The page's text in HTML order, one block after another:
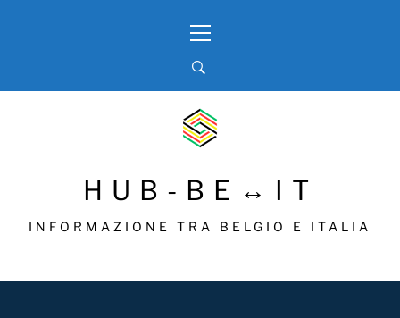
Menu
HUB-BE↔IT
INFORMAZIONE TRA BELGIO E ITALIA